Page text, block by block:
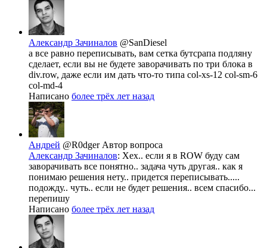
Александр Зачиналов @SanDiesel
а все равно переписывать, вам сетка бутсрапа подляну
сделает, если вы не будете заворачивать по три блока в
div.row, даже если им дать что-то типа col-xs-12 col-sm-6
col-md-4
Написано более трёх лет назад
Андрей @R0dger Автор вопроса
Александр Зачиналов: Хех.. если я в ROW буду сам
заворачивать все понятно.. задача чуть другая.. как я
понимаю решения нету.. придется переписывать.....
подожду.. чуть.. если не будет решения.. всем спасибо...
перепишу
Написано более трёх лет назад